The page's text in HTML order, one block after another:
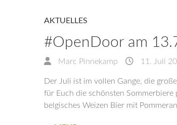
AKTUELLES
#OpenDoor am
Marc Pinnekamp 11. Juli
Der Juli ist im vollen Gange, die
für Euch die schönsten
belgisches Weizen Bier mit